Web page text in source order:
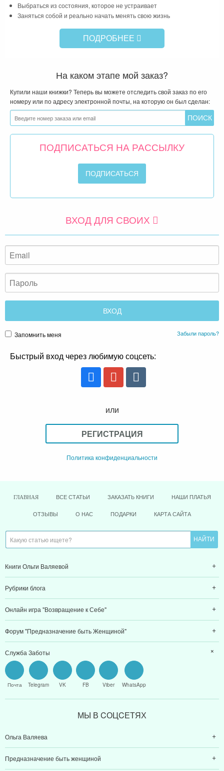
Выбраться из состояния, которое не устраивает
Заняться собой и реально начать менять свою жизнь
ПОДРОБНЕЕ
На каком этапе мой заказ?
Купили наши книжки? Теперь вы можете отследить свой заказ по его
номеру или по адресу электронной почты, на которую он был сделан:
ПОДПИСАТЬСЯ НА РАССЫЛКУ
ВХОД ДЛЯ СВОИХ
Запомнить меня Забыли пароль?
Быстрый вход через любимую соцсеть:
или
РЕГИСТРАЦИЯ
Политика конфиденциальности
ГЛАВНАЯ ВСЕ СТАТЬИ ЗАКАЗАТЬ КНИГИ НАШИ ПЛАТЬЯ
ОТЗЫВЫ О НАС ПОДАРКИ КАРТА САЙТА
Книги Ольги Валяевой
Рубрики блога
Онлайн игра "Возвращение к Себе"
Форум "Предназначение быть Женщиной"
Служба Заботы
Почта Telegram VK FB Viber WhatsApp
МЫ В CОЦCЕТЯХ
Ольга Валяева
Предназначение быть женщиной